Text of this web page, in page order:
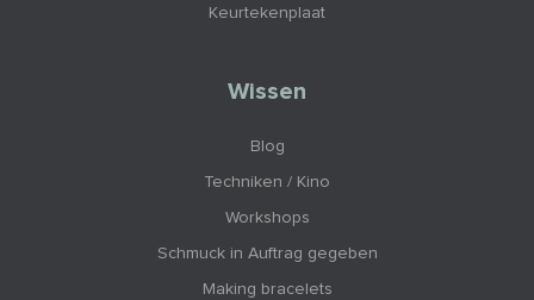
Keurtekenplaat
Wissen
Blog
Techniken / Kino
Workshops
Schmuck in Auftrag gegeben
Making bracelets